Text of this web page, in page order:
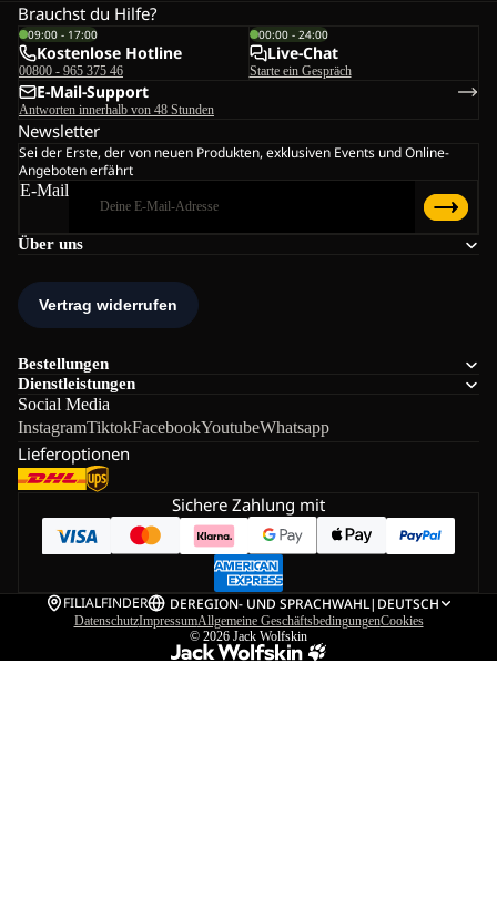
Über uns
Bestellungen
Dienstleistungen
Social Media
InstagramTiktokFacebookYoutubeWhatsapp
Lieferoptionen
Brauchst du Hilfe?
09:00 - 17:00
Kostenlose Hotline
00800 - 965 375 46
00:00 - 24:00
Live-Chat
Starte ein Gespräch
E-Mail-Support
Antworten innerhalb von 48 Stunden
Newsletter
Sei der Erste, der von neuen Produkten, exklusiven Events und Online-
Angeboten erfährt
E-Mail
Sichere Zahlung mit
FILIALFINDER DEREGION- UND SPRACHWAHL| DEUTSCH
DatenschutzImpressumAllgemeine GeschäftsbedingungenCookies
© 2026 Jack Wolfskin